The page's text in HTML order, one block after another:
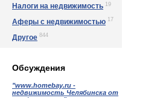
Налоги на недвижимость 19
Аферы с недвижимостью 17
Другое 844
Обсуждения
"www.homebay.ru -
недвижимость Челябинска от